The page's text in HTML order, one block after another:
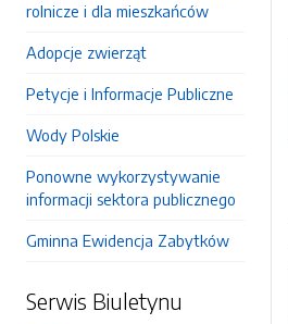
rolnicze i dla mieszkańców
Adopcje zwierząt
Petycje i Informacje Publiczne
Wody Polskie
Ponowne wykorzystywanie
informacji sektora publicznego
Gminna Ewidencja Zabytków
Serwis Biuletynu